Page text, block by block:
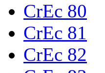
CrEc 80
CrEc 81
CrEc 82